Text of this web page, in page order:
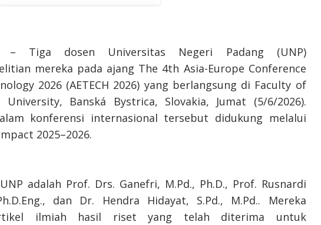
– Tiga dosen Universitas Negeri Padang (UNP)
mereka pada ajang The 4th Asia-Europe Conference
2026 (AETECH 2026) yang berlangsung di Faculty of
Banská Bystrica, Slovakia, Jumat (5/6/2026).
konferensi internasional tersebut didukung melalui
2025–2026.
adalah Prof. Drs. Ganefri, M.Pd., Ph.D., Prof. Rusnardi
dan Dr. Hendra Hidayat, S.Pd., M.Pd.. Mereka
ilmiah hasil riset yang telah diterima untuk